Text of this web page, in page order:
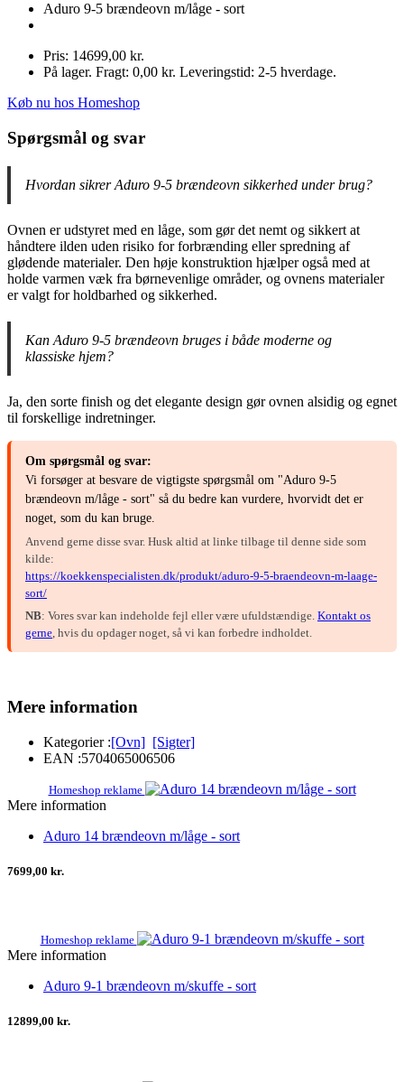
Aduro 9-5 brændeovn m/låge - sort
Pris: 14699,00 kr.
På lager. Fragt: 0,00 kr. Leveringstid: 2-5 hverdage.
Køb nu hos Homeshop
Spørgsmål og svar
Hvordan sikrer Aduro 9-5 brændeovn sikkerhed under brug?
Ovnen er udstyret med en låge, som gør det nemt og sikkert at
håndtere ilden uden risiko for forbrænding eller spredning af
glødende materialer. Den høje konstruktion hjælper også med at
holde varmen væk fra børnevenlige områder, og ovnens materialer
er valgt for holdbarhed og sikkerhed.
Kan Aduro 9-5 brændeovn bruges i både moderne og
klassiske hjem?
Ja, den sorte finish og det elegante design gør ovnen alsidig og egnet
til forskellige indretninger.
Om spørgsmål og svar:
Vi forsøger at besvare de vigtigste spørgsmål om "Aduro 9-5
brændeovn m/låge - sort" så du bedre kan vurdere, hvorvidt det er
noget, som du kan bruge.
Anvend gerne disse svar. Husk altid at linke tilbage til denne side som
kilde:
https://koekkenspecialisten.dk/produkt/aduro-9-5-braendeovn-m-laage-
sort/
NB: Vores svar kan indeholde fejl eller være ufuldstændige. Kontakt os
gerne, hvis du opdager noget, så vi kan forbedre indholdet.
Mere information
Kategorier :[Ovn] [Sigter]
EAN :5704065006506
Homeshop reklame
Mere information
Aduro 14 brændeovn m/låge - sort
7699,00 kr.
Homeshop reklame
Mere information
Aduro 9-1 brændeovn m/skuffe - sort
12899,00 kr.